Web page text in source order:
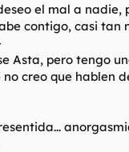
el mal a nadie,
contigo, casi tan
Asta, pero tengo
no creo que hablen